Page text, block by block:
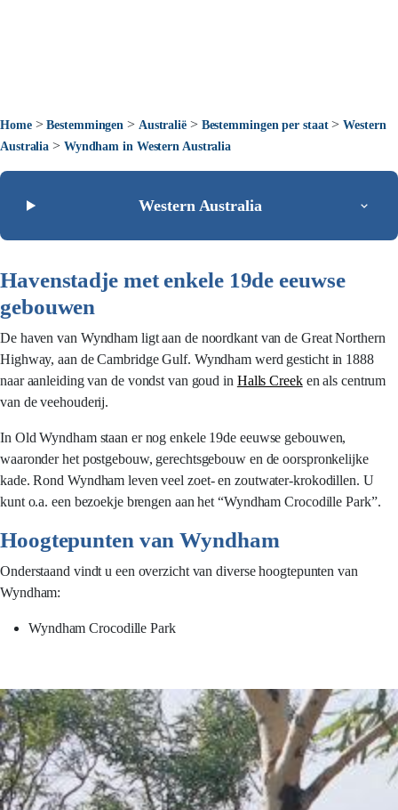
Home>Bestemmingen > Australië> Bestemmingen per staat>Western
Australia > Wyndham in Western Australia
Western Australia
Havenstadje met enkele 19de eeuwse
gebouwen
De haven van Wyndham ligt aan de noordkant van de Great Northern
Highway, aan de Cambridge Gulf. Wyndham werd gesticht in 1888
naar aanleiding van de vondst van goud in Halls Creeken als centrum
van de veehouderij.
In Old Wyndham staan er nog enkele 19de eeuwse gebouwen,
waaronder het postgebouw, gerechtsgebouw en de oorspronkelijke
kade. Rond Wyndham leven veel zoet- en zoutwater-krokodillen. U
kunt o.a. een bezoekje brengen aan het “Wyndham Crocodille Park”.
Hoogtepunten van Wyndham
Onderstaand vindt u een overzicht van diverse hoogtepunten van
Wyndham:
Wyndham Crocodille Park